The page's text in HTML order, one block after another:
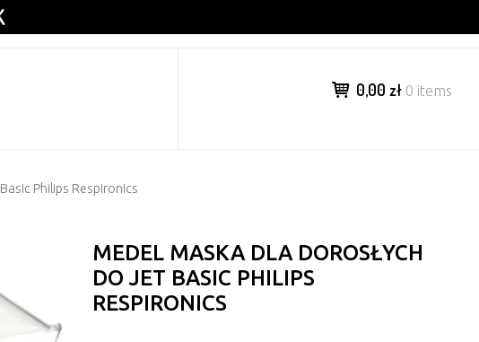
0,00 zł 0 items
Philips Respironics
MEDEL MASKA DLA DOROSŁYCH
DO JET BASIC PHILIPS
RESPIRONICS